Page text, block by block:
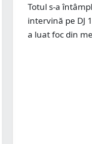
Totul s-a
intervină pe DJ
a luat foc din